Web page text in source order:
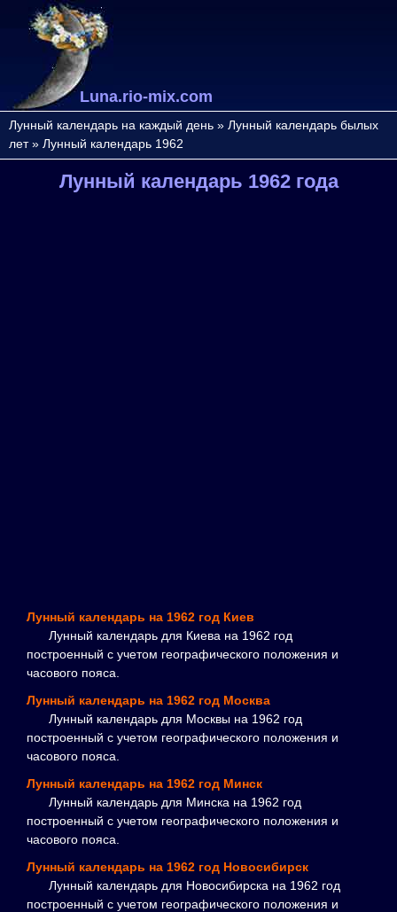
Luna.rio-mix.com
Лунный календарь на каждый день » Лунный календарь былых
лет» Лунный календарь 1962
Лунный календарь 1962 года
Лунный календарь на 1962 год Киев
Лунный календарь для Киева на 1962 год
построенный с учетом географического положения и
часового пояса.
Лунный календарь на 1962 год Москва
Лунный календарь для Москвы на 1962 год
построенный с учетом географического положения и
часового пояса.
Лунный календарь на 1962 год Минск
Лунный календарь для Минска на 1962 год
построенный с учетом географического положения и
часового пояса.
Лунный календарь на 1962 год Новосибирск
Лунный календарь для Новосибирска на 1962 год
построенный с учетом географического положения и